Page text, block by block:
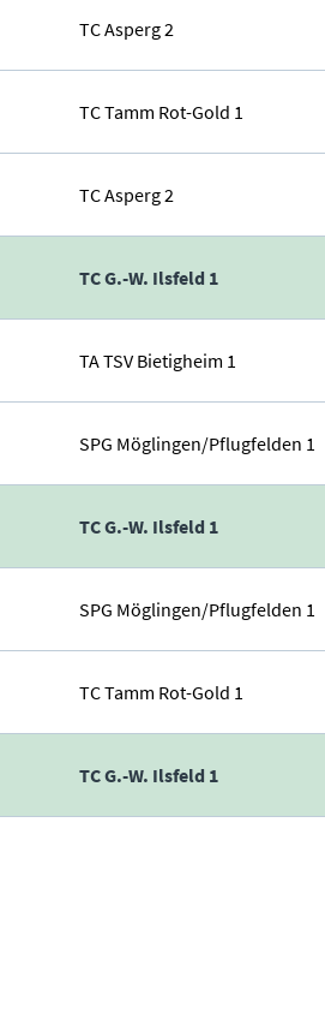
TC Asperg 2
TC Tamm Rot-Gold 1
TC Asperg 2
TC G.-W. Ilsfeld 1
TA TSV Bietigheim 1
SPG Möglingen/Pflugfelden 1
TC G.-W. Ilsfeld 1
SPG Möglingen/Pflugfelden 1
TC Tamm Rot-Gold 1
TC G.-W. Ilsfeld 1